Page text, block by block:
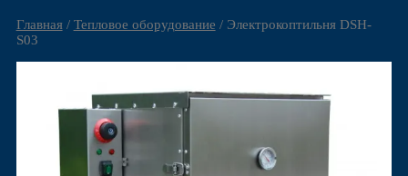
Главная/ Тепловое оборудование / Электрокоптильня DSH-
S03